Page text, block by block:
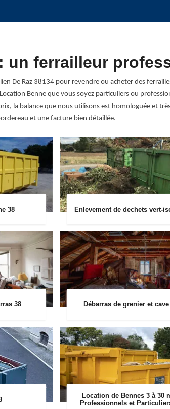
un ferrailleur
De Raz 38134 pour revendre ou acheter des
Benne que vous soyez particuliers ou
la balance que nous utilisons est homologuée et
et une facture bien détaillée.
38 Enlevement de dechets vert-
38 Débarras de grenier et cave
Location de Bennes 3 à 30
Professionnels et